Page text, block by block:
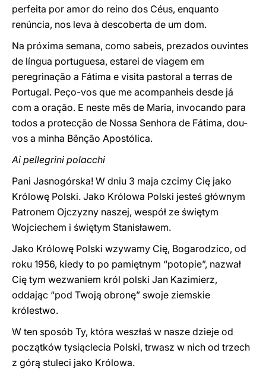
perfeita por amor do reino dos Céus, enquanto
renúncia, nos leva à descoberta de um dom.
Na próxima semana, como sabeis, prezados ouvintes
de língua portuguesa, estarei de viagem em
peregrinação a Fátima e visita pastoral a terras de
Portugal. Peço-vos que me acompanheis desde já
com a oração. E neste mês de Maria, invocando para
todos a protecção de Nossa Senhora de Fátima, dou-
vos a minha Bênção Apostólica.
Ai pellegrini polacchi
Pani Jasnogórska! W dniu 3 maja czcimy Cię jako
Królowę Polski. Jako Królowa Polski jesteś głównym
Patronem Ojczyzny naszej, wespół ze świętym
Wojciechem i świętym Stanisławem.
Jako Królowę Polski wzywamy Cię, Bogarodzico, od
roku 1956, kiedy to po pamiętnym “potopie”, nazwał
Cię tym wezwaniem król polski Jan Kazimierz,
oddając “pod Twoją obronę” swoje ziemskie
królestwo.
W ten sposób Ty, która weszłaś w nasze dzieje od
początków tysiąclecia Polski, trwasz w nich od trzech
z górą stuleci jako Królowa.